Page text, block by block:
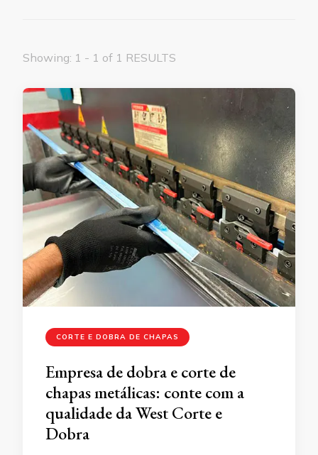
Showing: 1 - 1 of 1 RESULTS
CORTE E DOBRA DE CHAPAS
Empresa de dobra e corte de
chapas metálicas: conte com a
qualidade da West Corte e
Dobra